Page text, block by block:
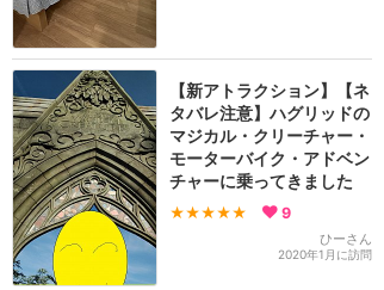
【新アトラクション】【ネ
タバレ注意】ハグリッドの
マジカル・クリーチャー・
モーターバイク・アドベン
チャーに乗ってきました
★★★★★ 9
ひーさん
2020年1月に訪問